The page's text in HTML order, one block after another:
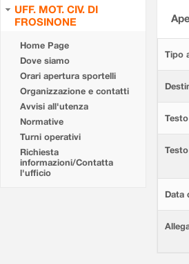
UFF. MOT. CIV. DI
FROSINONE
Home Page
Dove siamo
Orari apertura sportelli
Organizzazione e contatti
Avvisi all'utenza
Normative
Turni operativi
Richiesta
informazioni/Contatta
l'ufficio
Tipo
Data